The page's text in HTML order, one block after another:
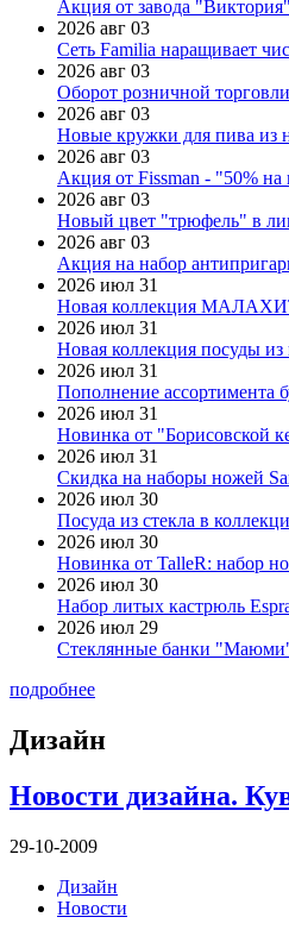
Акция от завода
2026 авг 03
Сеть Familia наращивает
2026 авг 03
Оборот розничной
2026 авг 03
Новые кружки для пива из
2026 авг 03
Акция от Fissman - "50% на
2026 авг 03
Новый цвет "трюфель" в
2026 авг 03
Акция на набор
2026 июл 31
Новая коллекция МАЛАХИТ
2026 июл 31
Новая коллекция посуды
2026 июл 31
Пополнение ассортимента
2026 июл 31
Новинка от "Борисовской
2026 июл 31
Скидка на наборы ножей
2026 июл 30
Посуда из стекла в
2026 июл 30
Новинка от TalleR: набор
2026 июл 30
Набор литых кастрюль
2026 июл 29
Стеклянные банки "Маюми"
подробнее
Дизайн
Новости дизайна.
29-10-2009
Дизайн
Новости